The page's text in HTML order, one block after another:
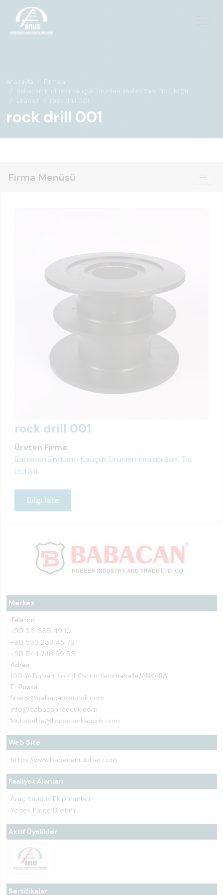
Anasayfa
Firmalar
Babacan Endüstri Kauçuk Ürünleri İmalatı San. Tic. Ltd.Şti.
Ürünler
rock drill 001
rock drill 001
Firma Menüsü
Merkez
Telefon
+90 312 385 49 10
+90 533 259 45 72
+90 544 746 99 53
Adres
100 Yıl Bulvarı No:44 Ostim Yenimahalle/ANKARA
E-Posta
finans@babacankaucuk.com
info@babacankaucuk.com
Muhasebe@babacankaucuk.com
Web Site
https://www.babacanrubber.com
Faaliyet Alanları
Araç Kauçuk Ekipmanları
Yedek Parça Üretimi
Aktif Üyelikler
Sertifikalar
rock drill 001
Üreten Firma:
Babacan Endüstri Kauçuk Ürünleri İmalatı San. Tic.
Ltd.Şti.
Bilgi İste